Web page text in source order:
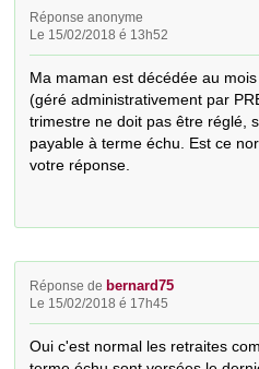
Réponse anonyme
Le 15/02/2018 é 13h52
Ma maman est décédée au
(géré administrativement par
trimestre ne doit pas être réglé,
payable à terme échu. Est ce
votre réponse.
Réponse de bernard75
Le 15/02/2018 é 17h45
Oui c'est normal les retraites